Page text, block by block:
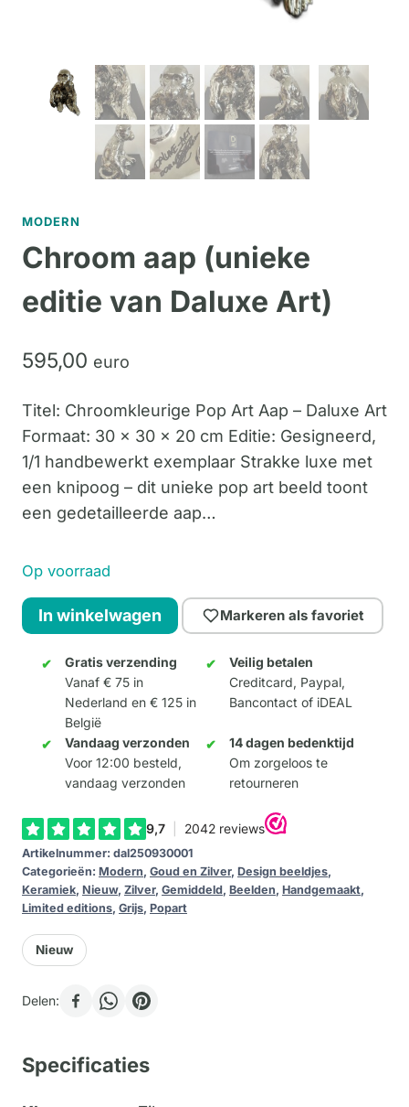
MODERN
Chroom aap (unieke
editie van Daluxe Art)
595,00 euro
Titel: Chroomkleurige Pop Art Aap – Daluxe Art
Formaat: 30 x 30 x 20 cm Editie: Gesigneerd,
1/1 handbewerkt exemplaar Strakke luxe met
een knipoog – dit unieke pop art beeld toont
een gedetailleerde aap…
Op voorraad
Chroom
aap
(unieke
Daluxe
aantal
In winkelwagen Markeren als favoriet
Gratis verzending
Vanaf € 75 in
Nederland en € 125 in
België
Veilig betalen
Creditcard, Paypal,
Bancontact of iDEAL
Vandaag verzonden
Voor 12:00 besteld,
vandaag verzonden
14 dagen bedenktijd
Om zorgeloos te
retourneren
Artikelnummer: dal250930001
Categorieën: Modern, Goud en Zilver, Design beeldjes,
Keramiek, Nieuw, Zilver, Gemiddeld, Beelden, Handgemaakt,
Limited editions, Grijs, Popart
Nieuw
Delen:
Specificaties